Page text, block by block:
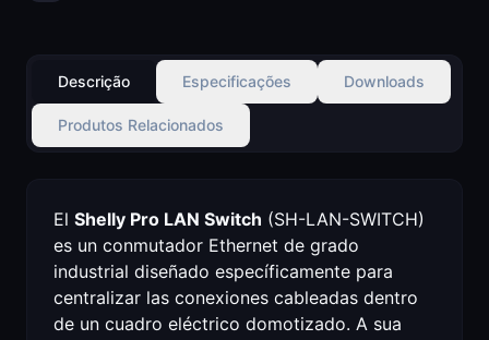
Descrição Especificações Downloads
Produtos Relacionados
El Shelly Pro LAN Switch (SH-LAN-SWITCH)
es un conmutador Ethernet de grado
industrial diseñado específicamente para
centralizar las conexiones cableadas dentro
de un cuadro eléctrico domotizado. A sua